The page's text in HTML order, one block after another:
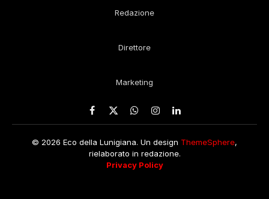
Redazione
Direttore
Marketing
Facebook
X
WhatsApp
Instagram
LinkedIn
© 2026 Eco della Lunigiana. Un design ThemeSphere,
rielaborato in redazione.
Privacy Policy